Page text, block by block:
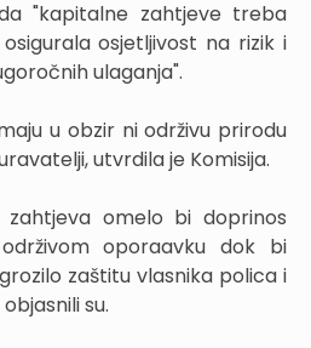
"kapitalne zahtjeve treba
osjetljivost na rizik i
ulaganja".
u obzir ni održivu prirodu
utvrdila je Komisija.
zahtjeva omelo bi doprinos
oporaavku dok bi
zaštitu vlasnika polica i
su.